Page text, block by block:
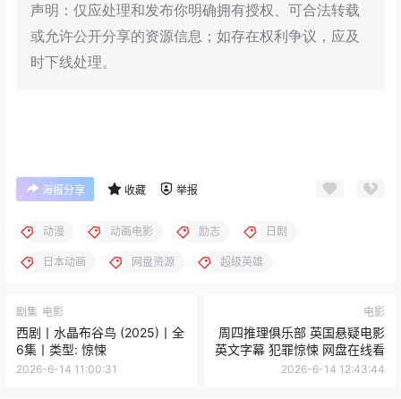
声明：仅应处理和发布你明确拥有授权、可合法转载
或允许公开分享的资源信息；如存在权利争议，应及
时下线处理。
海报分享 收藏 举报
动漫 动画电影 励志 日剧
日本动画 网盘资源 超级英雄
剧集 电影
西剧丨水晶布谷鸟 (2025)丨全
6集丨类型: 惊悚
2026-6-14 11:00:31
电影
周四推理俱乐部 英国悬疑电影
英文字幕 犯罪惊悚 网盘在线看
2026-6-14 12:43:44